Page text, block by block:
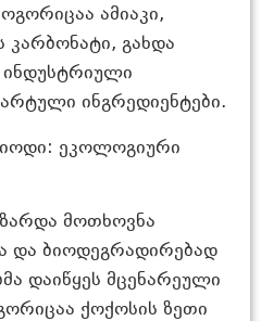
ამიაკი,
გახდა
ინგრედიენტები.
ეკოლოგიური
მოთხოვნა
ბიოდეგრადირებად
დაიწყეს მცენარეული
ქოქოსის ზეთი